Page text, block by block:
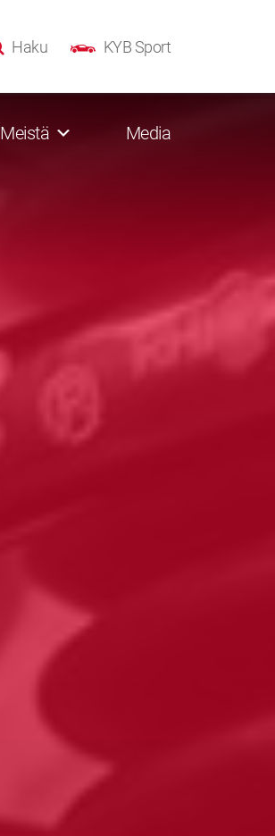
KYB Sport
Haku
Meistä Media